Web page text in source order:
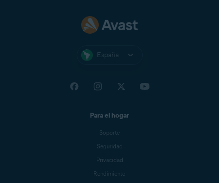
España
Para el hogar
Soporte
Seguridad
Privacidad
Rendimiento